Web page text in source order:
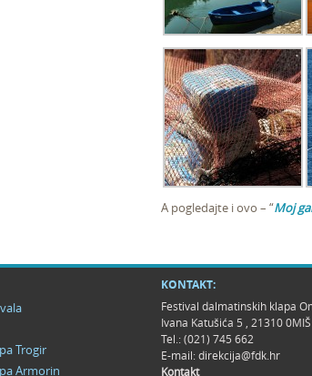
A pogledajte i ovo – “Moj
Trogir
Armorin
KONTAKT:
Festival dalmatinskih klapa
Ivana Katušića 5 , 21310 0MIŠ
Tel.: (021) 745 662
E-mail:direkcija@fdk.hr
Kontakt